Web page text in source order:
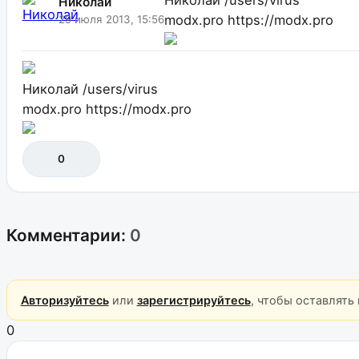
29 июля 2013, 15:56modx.pro https://modx.pro
Николай /users/virus
modx.pro https://modx.pro
0
Комментарии: 0
Авторизуйтесьили зарегистрируйтесь, чтобы
0